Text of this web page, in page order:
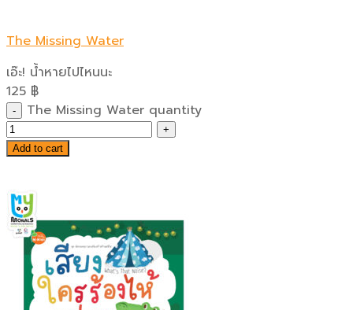
The Missing Water
เอ๊ะ! น้ำหายไปไหนนะ
125 ฿
The Missing Water quantity
Add to cart